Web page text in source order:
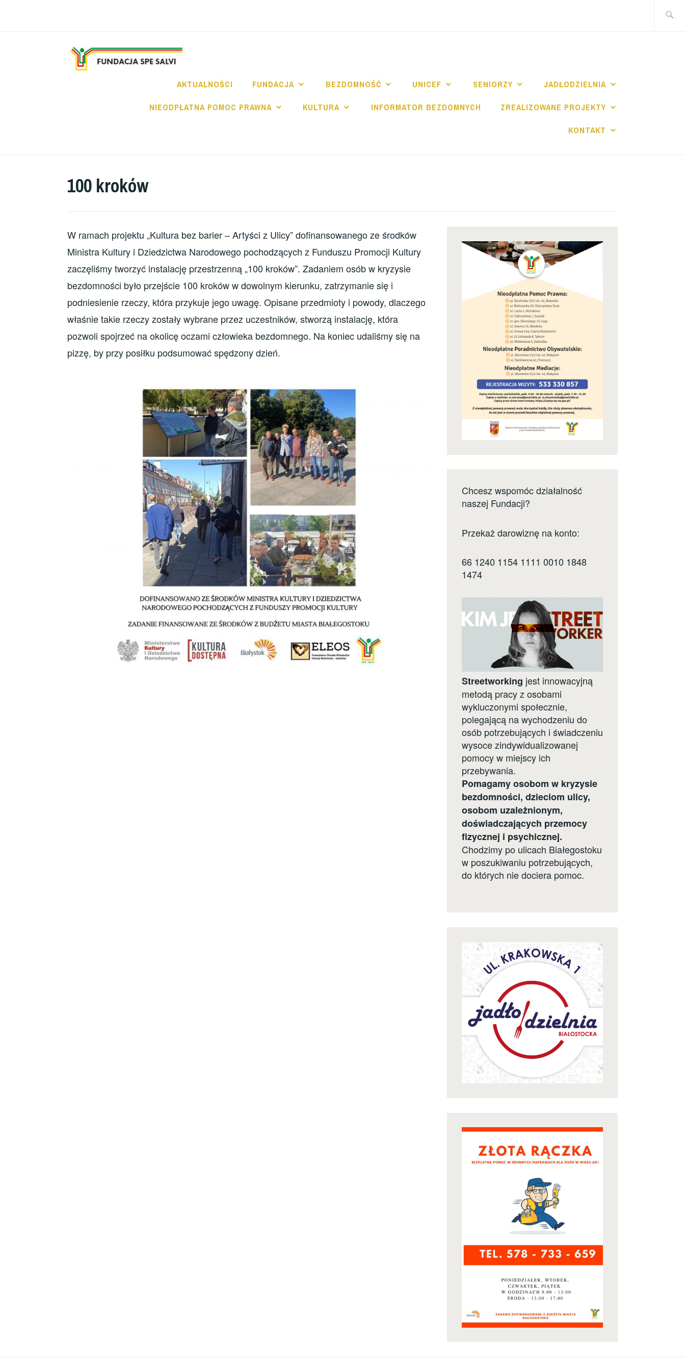
FUNDACJA SPE SALVI
AKTUALNOŚCI FUNDACJA BEZDOMNOŚĆ UNICEF SENIORZY JADŁODZIELNIA
NIEODPŁATNA POMOC PRAWNA KULTURA INFORMATOR BEZDOMNYCH ZREALIZOWANE PROJEKTY
KONTAKT
100 kroków
W ramach projektu „Kultura bez barier – Artyści z Ulicy” dofinansowanego ze środków
Ministra Kultury i Dziedzictwa Narodowego pochodzących z Funduszu Promocji Kultury
zaczęliśmy tworzyć instalację przestrzenną „100 kroków”. Zadaniem osób w kryzysie
bezdomności było przejście 100 kroków w dowolnym kierunku, zatrzymanie się i
podniesienie rzeczy, która przykuje jego uwagę. Opisane przedmioty i powody, dlaczego
właśnie takie rzeczy zostały wybrane przez uczestników, stworzą instalację, która
pozwoli spojrzeć na okolicę oczami człowieka bezdomnego. Na koniec udaliśmy się na
pizzę, by przy posiłku podsumować spędzony dzień.
Chcesz wspomóc działalność
naszej Fundacji?
Przekaż darowiznę na konto:
66 1240 1154 1111 0010 1848
1474
Streetworking jest innowacyjną
metodą pracy z osobami
wykluczonymi społecznie,
polegającą na wychodzeniu do
osób potrzebujących i świadczeniu
wysoce zindywidualizowanej
pomocy w miejscy ich
przebywania.
Pomagamy osobom w kryzysie
bezdomności, dzieciom ulicy,
osobom uzależnionym,
doświadczających przemocy
fizycznej i psychicznej.
Chodzimy po ulicach Białegostoku
w poszukiwaniu potrzebujących,
do których nie dociera pomoc.